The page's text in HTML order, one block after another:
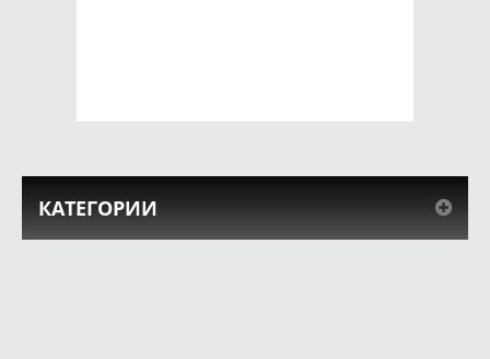
КАТЕГОРИИ